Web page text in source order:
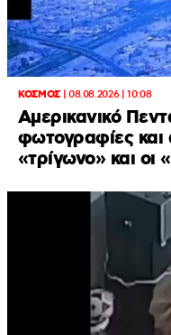
ΚΟΣΜΟΣ| 08.08.2026 | 10:08
Αμερικανικό
φωτογραφίες
«τρίγωνο» και